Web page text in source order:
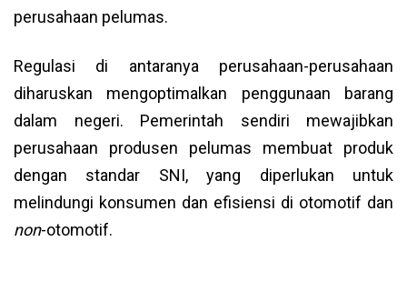
perusahaan pelumas.
Regulasi di antaranya perusahaan-perusahaan
diharuskan mengoptimalkan penggunaan barang
dalam negeri. Pemerintah sendiri mewajibkan
perusahaan produsen pelumas membuat produk
dengan standar SNI, yang diperlukan untuk
melindungi konsumen dan efisiensi di otomotif dan
non-otomotif.